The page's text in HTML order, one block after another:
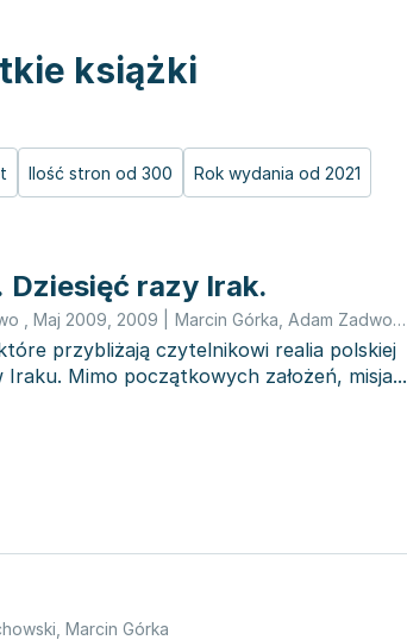
książki
Ilość stron od 300 Rok wydania od 2021
Dziesięć razy Irak.
, Maj 2009 2009 Marcin Górka Adam Zadworny
przybliżają czytelnikowi realia polskiej
Iraku. Mimo początkowych założeń, misja...
Marcin Górka